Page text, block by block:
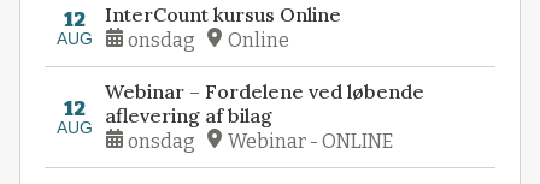
12
AUG
InterCount kursus Online
onsdag Online
12
AUG
Webinar – Fordelene ved løbende
aflevering af bilag
onsdag Webinar - ONLINE